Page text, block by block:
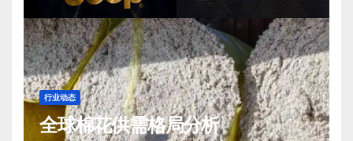
行业动态
全球棉花供需格局分析